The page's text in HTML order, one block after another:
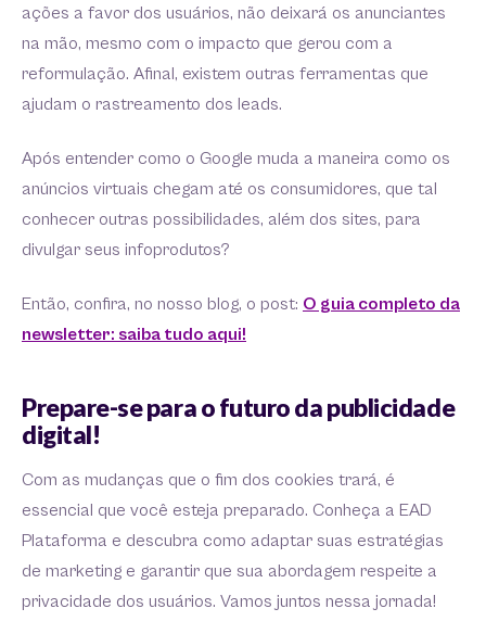
ações a favor dos usuários, não deixará os anunciantes
na mão, mesmo com o impacto que gerou com a
reformulação. Afinal, existem outras ferramentas que
ajudam o rastreamento dos leads.
Após entender como o Google muda a maneira como os
anúncios virtuais chegam até os consumidores, que tal
conhecer outras possibilidades, além dos sites, para
divulgar seus infoprodutos?
Então, confira, no nosso blog, o post: O guia completo da
newsletter: saiba tudo aqui!
Prepare-se para o futuro da publicidade
digital!
Com as mudanças que o fim dos cookies trará, é
essencial que você esteja preparado. Conheça a EAD
Plataforma e descubra como adaptar suas estratégias
de marketing e garantir que sua abordagem respeite a
privacidade dos usuários. Vamos juntos nessa jornada!